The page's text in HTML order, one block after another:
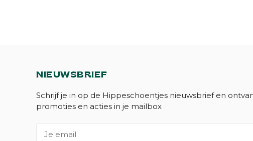
NIEUWSBRIEF
Schrijf je in op de Hippeschoentjes nieuwsbrief en
promoties en acties in je mailbox